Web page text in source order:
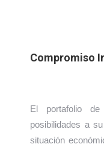
Compromiso
El portafolio
posibilidades a
situación